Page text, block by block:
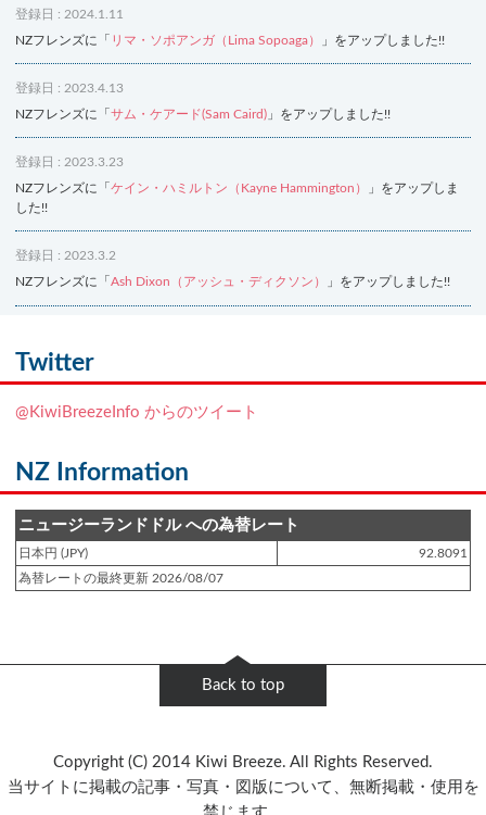
登録日 : 2024.1.11
NZフレンズに「 リマ・ソポアンガ（Lima Sopoaga） 」をアップしました!!
登録日 : 2023.4.13
NZフレンズに「 サム・ケアード(Sam Caird) 」をアップしました!!
登録日 : 2023.3.23
NZフレンズに「 ケイン・ハミルトン（Kayne Hammington）
」をアップしま
した!!
登録日 : 2023.3.2
NZフレンズに「 Ash Dixon（アッシュ・ディクソン） 」をアップしました!!
NZフレンズに「
登録日 : 2019.4.10
登録日 : 2019.2.28
NZクッキングに「ニュージーランド産キウイの酢の物
登録日 : 2019.2.4
NZフレンズに「Jane Forrest-Waghorn」をアップしました!!
Twitter
@KiwiBreezeInfo からのツイート
NZ Information
ニュージーランドドル への為替レート
日本円 (JPY)
92.8091
為替レートの最終更新 2026/08/07
Back to top
Copyright (C) 2014 Kiwi Breeze. All Rights Reserved.
当サイトに掲載の記事・写真・図版について、無断掲載・使用を